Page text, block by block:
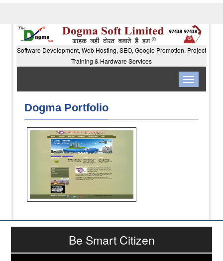
Software Development, Web Hosting, SEO, Google Promotion, Project
Training & Hardware Services
Toggle
navigation
Dogma Portfolio
Be Smart Citizen